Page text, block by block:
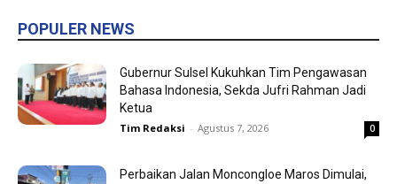
POPULER NEWS
Gubernur Sulsel Kukuhkan Tim Pengawasan
Bahasa Indonesia, Sekda Jufri Rahman Jadi
Ketua
Tim Redaksi - Agustus 7, 2026 0
Perbaikan Jalan Moncongloe Maros Dimulai,